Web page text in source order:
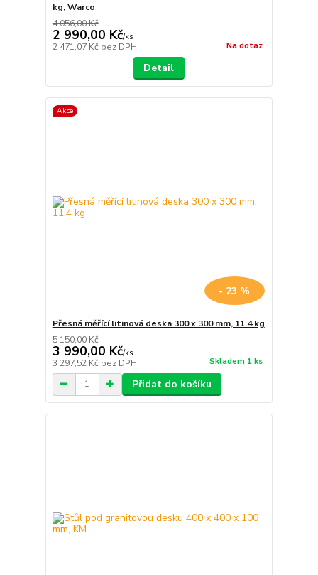
kg, Warco
4 056,00 Kč
2 990,00 Kč/ks
2 471,07 Kč bez DPH Na dotaz
Detail
Akce
- 23 %
Přesná měřící litinová deska 300 x 300 mm, 11.4 kg
5 150,00 Kč
3 990,00 Kč/ks
3 297,52 Kč bez DPH Skladem 1 ks
Přidat do košíku